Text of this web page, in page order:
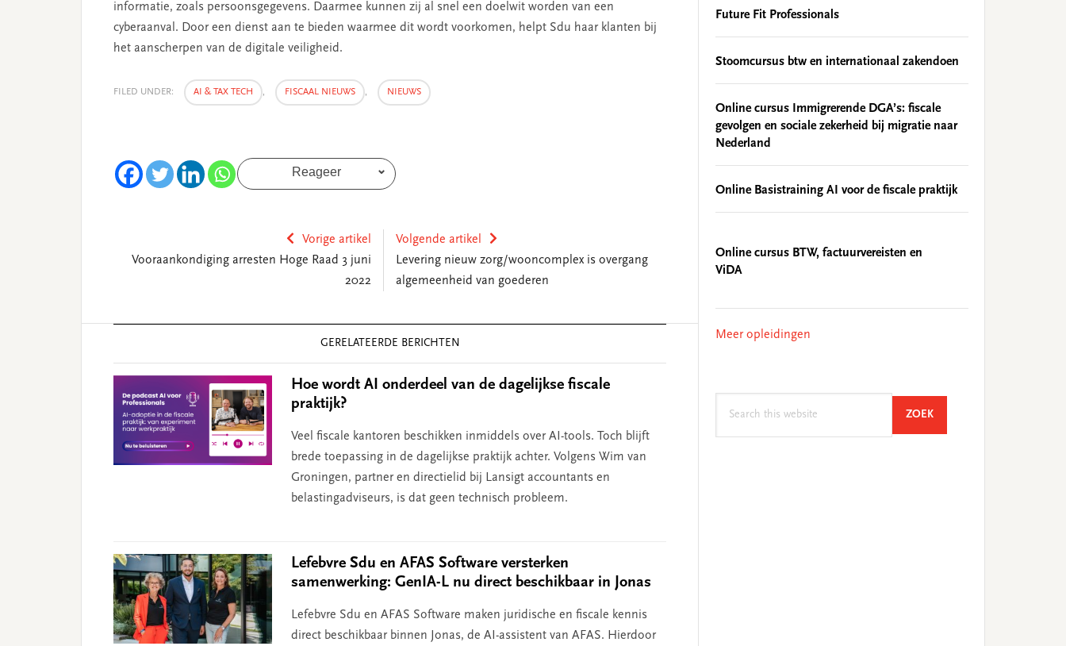
informatie, zoals persoonsgegevens. Daarmee kunnen zij al snel een doelwit worden van een
cyberaanval. Door een dienst aan te bieden waarmee dit wordt voorkomen, helpt Sdu haar klanten bij
het aanscherpen van de digitale veiligheid.
FILED UNDER: AI & TAX TECH , FISCAAL NIEUWS , NIEUWS
Reageer
Vorige artikel
Vooraankondiging arresten Hoge Raad 3 juni
2022
Volgende artikel
Levering nieuw zorg/wooncomplex is overgang
algemeenheid van goederen
GERELATEERDE BERICHTEN
Hoe wordt AI onderdeel van de dagelijkse fiscale
praktijk?
Veel fiscale kantoren beschikken inmiddels over AI-tools. Toch blijft
brede toepassing in de dagelijkse praktijk achter. Volgens Wim van
Groningen, partner en directielid bij Lansigt accountants en
belastingadviseurs, is dat geen technisch probleem.
Lefebvre Sdu en AFAS Software versterken
samenwerking: GenIA-L nu direct beschikbaar in Jonas
Lefebvre Sdu en AFAS Software maken juridische en fiscale kennis
direct beschikbaar binnen Jonas, de AI-assistent van AFAS. Hierdoor
Future Fit Professionals
Stoomcursus btw en internationaal zakendoen
Online cursus Immigrerende DGA’s: fiscale
gevolgen en sociale zekerheid bij migratie naar
Nederland
Online Basistraining AI voor de fiscale praktijk
Online cursus BTW, factuurvereisten en
ViDA
Meer opleidingen
ZOEKSEARCH